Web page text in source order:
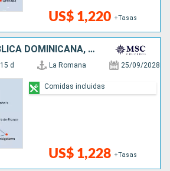
US$ 1,220 +Tasas
BARBADOS, REPÚBLICA DOMINICANA, SAN MARTÍN, ANTIGUA Y BARBUDA
15 d La Romana 25/09/2028
US$ 1,228 +Tasas
Comidas incluidas